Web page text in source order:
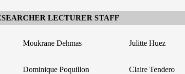
LECTURER STAFF
Moukrane Dehmas Julitte Huez
Dominique Poquillon Claire Tendero